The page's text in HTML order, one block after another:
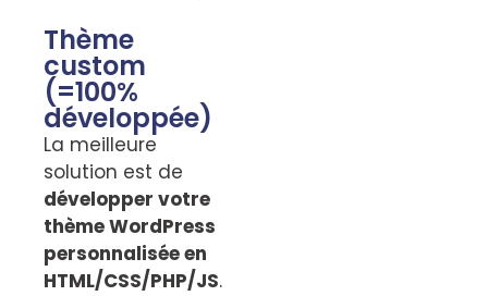
Thème
custom
(=100%
développée)
La meilleure
solution est de
développer votre
thème WordPress
personnalisée en
HTML/CSS/PHP/JS.